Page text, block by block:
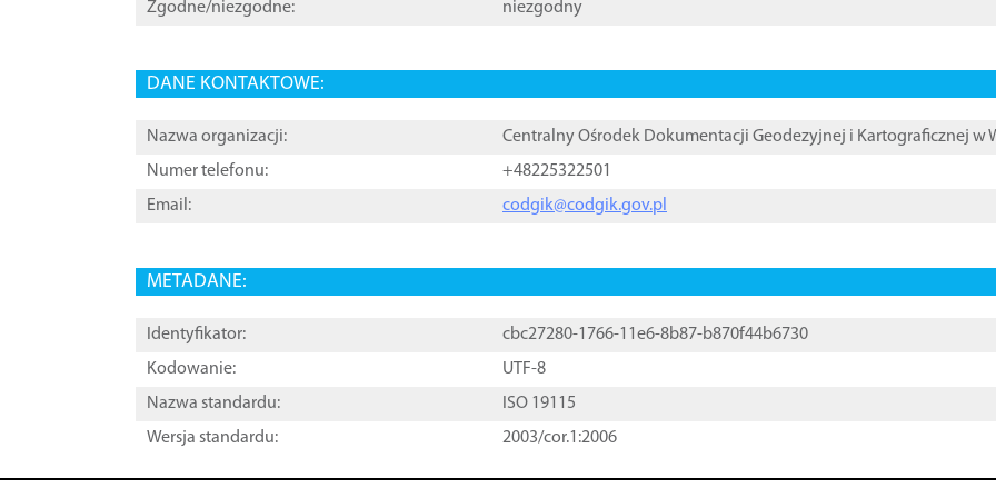
Zgodne/niezgodne:
niezgodny
DANE KONTAKTOWE:
Nazwa organizacji:
Centralny Ośrodek Dokumentacji Geodezyjnej i Kartograficznej w
Numer telefonu:
+48225322501
Email:
codgik@codgik.gov.pl
METADANE:
Identyfikator:
cbc27280-1766-11e6-8b87-b870f44b6730
Kodowanie:
UTF-8
Nazwa standardu:
ISO 19115
Wersja standardu:
2003/cor.1:2006